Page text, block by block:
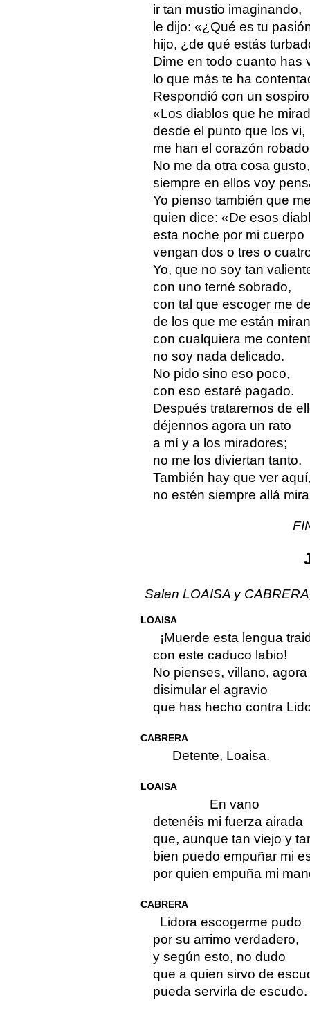
ir tan mustio imaginando,
le dijo: «¿Qué es tu
hijo, ¿de qué estás
Dime en todo cuanto has
lo que más te ha
Respondió con un
«Los diablos que he
desde el punto que los vi,
me han el corazón
No me da otra cosa gusto,
siempre en ellos voy
Yo pienso también que
quien dice: «De esos
esta noche por mi cuerpo
vengan dos o tres o
Yo, que no soy tan
con uno terné sobrado,
con tal que escoger me
de los que me están
con cualquiera me
no soy nada delicado.
No pido sino eso poco,
con eso estaré pagado.
Después trataremos de
déjennos agora un rato
a mí y a los miradores;
no me los diviertan tanto.
También hay que ver
no estén siempre allá
Salen LOAISA y
LOAISA
¡Muerde esta lengua
con este caduco labio!
No pienses, villano, agora
disimular el agravio
que has hecho contra
CABRERA
Detente, Loaisa.
LOAISA
En vano
detenéis mi fuerza airada
que, aunque tan viejo y
bien puedo empuñar mi
por quien empuña mi
CABRERA
Lidora escogerme pudo
por su arrimo verdadero,
y según esto, no dudo
que a quien sirvo de
pueda servirla de escudo.